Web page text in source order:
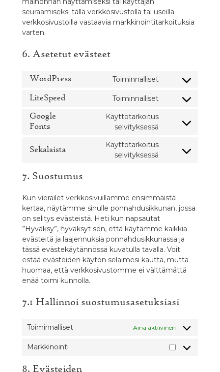
seuraamiseksi tällä verkkosivustolla tai useilla
verkkosivustoilla vastaavia markkinointitarkoituksia
varten.
6. Asetetut evästeet
WordPress Toiminnalliset
Consent
service
LiteSpeed Toiminnalliset
Consent
service
Google
Fonts
Käyttötarkoitus
selvityksessä
Consent
service
Sekalaista
Käyttötarkoitus
selvityksessä
Consent
7. Suostumus
Kun vierailet verkkosivuillamme ensimmäistä
kertaa, näytämme sinulle ponnahdusikkunan, jossa
on selitys evästeistä. Heti kun napsautat
”Hyväksy”, hyväksyt sen, että käytämme kaikkia
evästeitä ja laajennuksia ponnahdusikkunassa ja
tässä evästekäytännössä kuvatulla tavalla. Voit
estää evästeiden käytön selaimesi kautta, mutta
huomaa, että verkkosivustomme ei välttämättä
enää toimi kunnolla.
7.1 Hallinnoi suostumusasetuksiasi
Toiminnalliset Aina aktiivinen
Markkinointi
Markkinointi
8. Evästeiden